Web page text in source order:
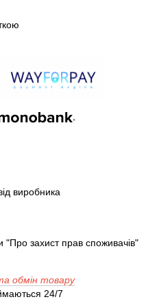
,
виробника
"Про захист прав споживачів"
обмін товару
24/7